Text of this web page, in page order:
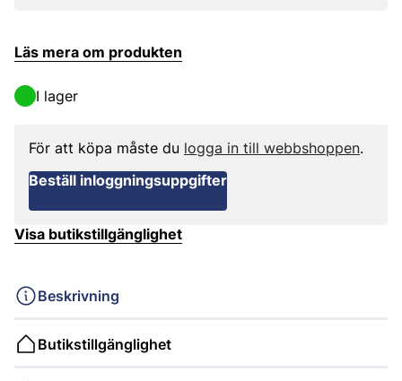
Läs mera om produkten
I lager
För att köpa måste du logga in till webbshoppen.
Beställ inloggningsuppgifter
Visa butikstillgänglighet
Beskrivning
Butikstillgänglighet